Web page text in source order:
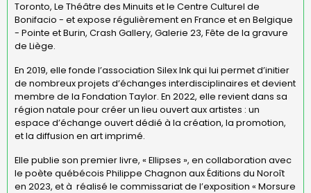
Toronto, Le Théâtre des Minuits et le Centre Culturel de
Bonifacio - et expose régulièrement en France et en Belgique
- Pointe et Burin, Crash Gallery, Galerie 23, Fête de la gravure
de Liège.
En 2019, elle fonde l’association Silex Ink qui lui permet d’initier
de nombreux projets d’échanges interdisciplinaires et devient
membre de la Fondation Taylor. En 2022, elle revient dans sa
région natale pour créer un lieu ouvert aux artistes : un
espace d’échange ouvert dédié à la création, la promotion,
et la diffusion en art imprimé.
Elle publie son premier livre, « Ellipses », en collaboration avec
le poète québécois Philippe Chagnon aux Éditions du Noroît
en 2023, et à réalisé le commissariat de l’exposition « Morsure